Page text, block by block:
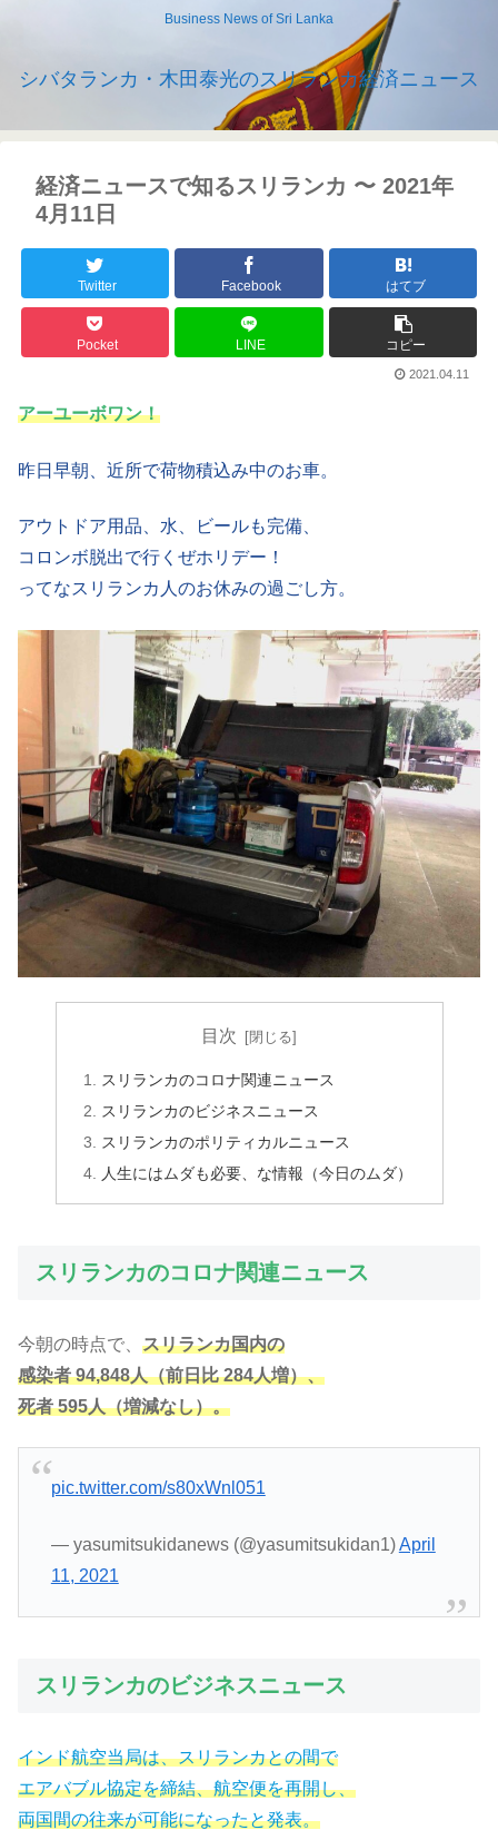
Business News of Sri Lanka
シバタランカ・木田泰光のスリランカ経済ニュース
経済ニュースで知るスリランカ 〜 2021年
4月11日
Twitter Facebook はてブ
Pocket LINE コピー
2021.04.11
アーユーボワン！
昨日早朝、近所で荷物積込み中のお車。
アウトドア用品、水、ビールも完備、
コロンボ脱出で行くぜホリデー！
ってなスリランカ人のお休みの過ごし方。
目次
スリランカのコロナ関連ニュース
スリランカのビジネスニュース
スリランカのポリティカルニュース
人生にはムダも必要、な情報（今日のムダ）
スリランカのコロナ関連ニュース
今朝の時点で、 スリランカ国内の
感染者 94,848人（前日比 284人増）、
死者 595人（増減なし）。
pic.twitter.com/s80xWnl051
— yasumitsukidanews (@yasumitsukidan1)April
11, 2021
スリランカのビジネスニュース
インド航空当局は、スリランカとの間で
エアバブル協定を締結、航空便を再開し、
両国間の往来が可能になったと発表。